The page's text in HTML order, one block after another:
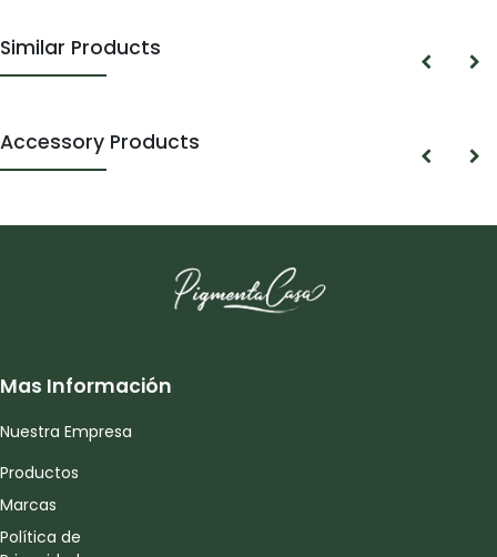
Similar Products
Accessory Products
Mas Información
Nuestra Empresa
Productos
Marcas
Política de